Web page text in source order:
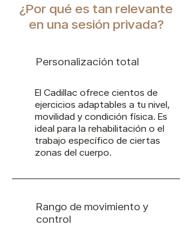
¿Por qué es tan relevante
en una sesión privada?
Personalización total
El Cadillac ofrece cientos de
ejercicios adaptables a tu nivel,
movilidad y condición física. Es
ideal para la rehabilitación o el
trabajo específico de ciertas
zonas del cuerpo.
Rango de movimiento y
control